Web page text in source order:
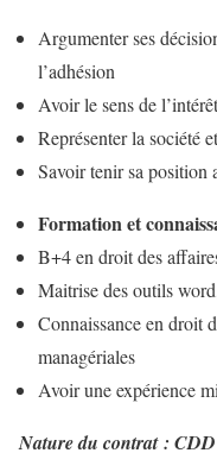
Argumenter ses
l’adhésion
Avoir le sens de
Représenter la société
Savoir tenir sa position
Formation et
B+4 en droit des
Maitrise des outils
Connaissance en droit
managériales
Avoir une expérience
Nature du contrat :